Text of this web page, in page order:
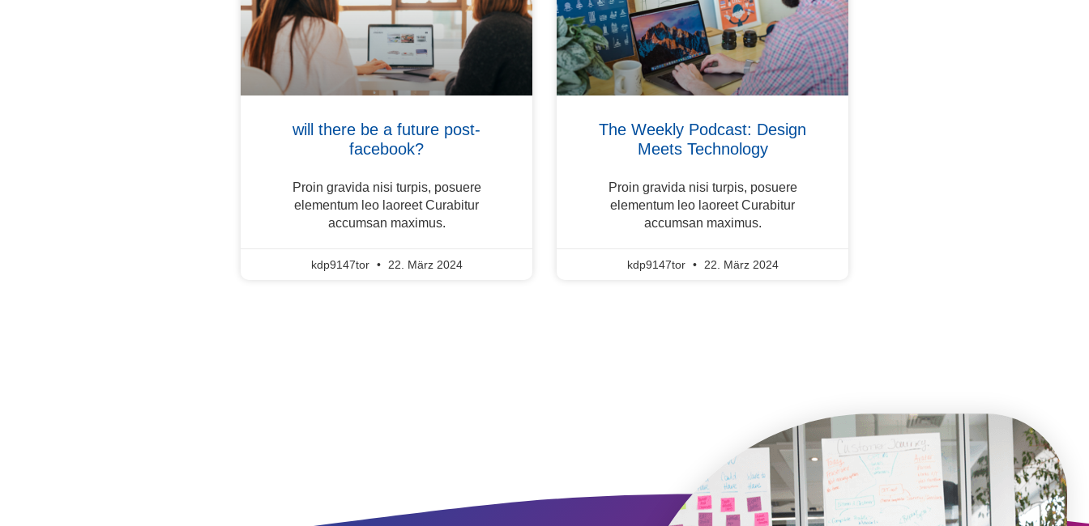
will there be a future post-
facebook?
Proin gravida nisi turpis, posuere
elementum leo laoreet Curabitur
accumsan maximus.
kdp9147tor 22. März 2024
The Weekly Podcast: Design
Meets Technology
Proin gravida nisi turpis, posuere
elementum leo laoreet Curabitur
accumsan maximus.
kdp9147tor 22. März 2024